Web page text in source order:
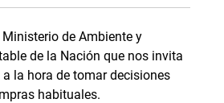
de Ambiente y
de la Nación que nos invita
la hora de tomar decisiones
habituales.